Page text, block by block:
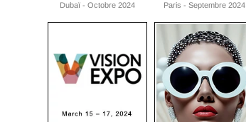
Dubaï - Octobre 2024
Paris - Septembre 2024